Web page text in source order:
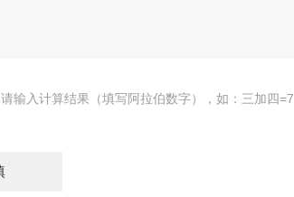
请输入计算结果（填写阿拉伯数字），如：三加四=7